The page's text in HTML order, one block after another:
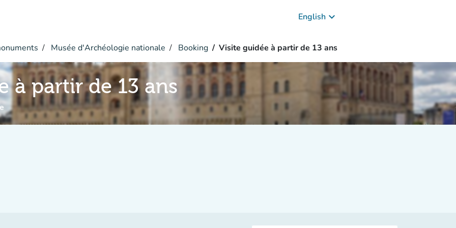
English keyboard_arrow_down
Musée d'Archéologie nationale Booking Visite guidée à partir de 13 ans
à partir de 13 ans